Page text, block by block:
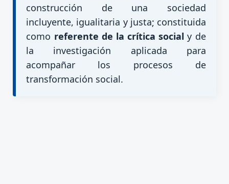
construcción de una sociedad
incluyente, igualitaria y justa; constituida
como referente de la crítica social y de
la investigación aplicada para
acompañar los procesos de
transformación social.